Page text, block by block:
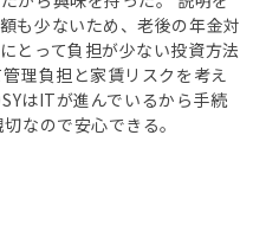
も少ないため、老後の年金対
とって負担が少ない投資方法
理負担と家賃リスクを考え
はITが進んでいるから手続
なので安心できる。